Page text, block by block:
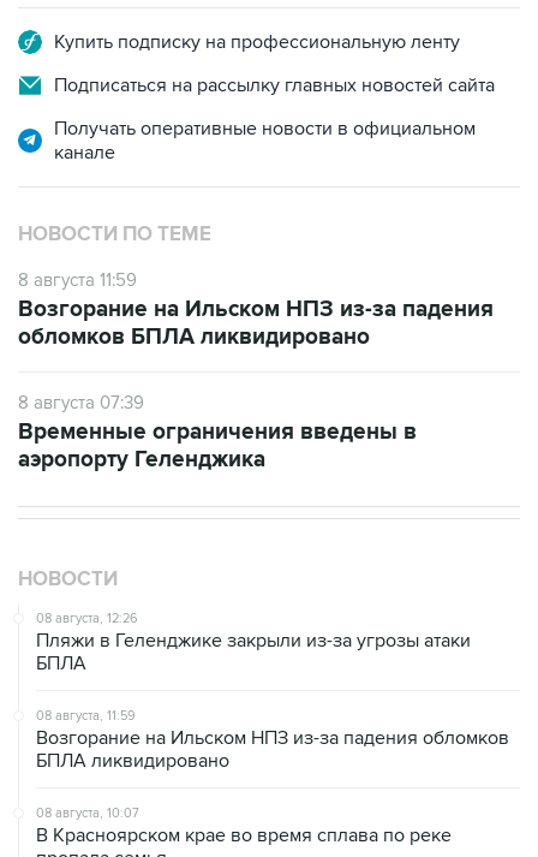
Купить подписку на профессиональную ленту
Подписаться на рассылку главных новостей сайта
Получать оперативные новости в официальном
канале
НОВОСТИ ПО ТЕМЕ
8 августа 11:59
Возгорание на Ильском НПЗ из-за падения
обломков БПЛА ликвидировано
8 августа 07:39
Временные ограничения введены в
аэропорту Геленджика
НОВОСТИ
08 августа, 12:26
Пляжи в Геленджике закрыли из-за угрозы атаки
БПЛА
08 августа, 11:59
Возгорание на Ильском НПЗ из-за падения обломков
БПЛА ликвидировано
08 августа, 10:07
В Красноярском крае во время сплава по реке